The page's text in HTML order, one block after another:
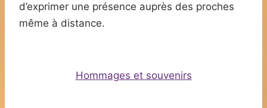
d’exprimer une présence auprès des proches
même à distance.
Hommages et souvenirs